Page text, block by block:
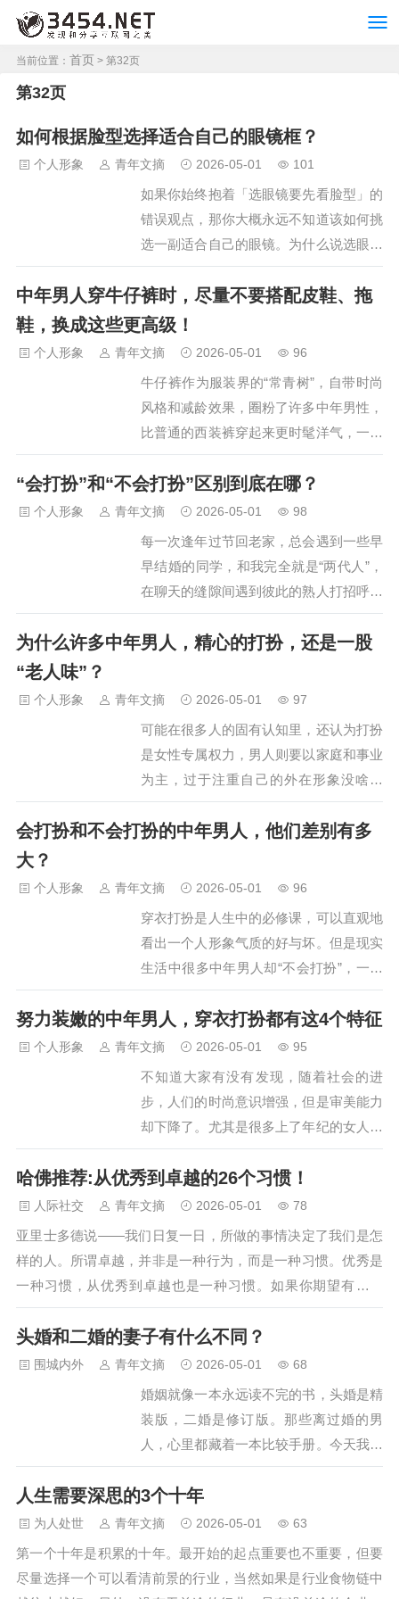
当前位置： 首页 > 第32页
第32页
如何根据脸型选择适合自己的眼镜框？
个人形象 青年文摘 2026-05-01 101
如果你始终抱着「选眼镜要先看脸型」的
错误观点，那你大概永远不知道该如何挑
选一副适合自己的眼镜。为什么说选眼镜
跟脸型半毛钱关系也没有？建议好好看一
下这篇回答。这篇回答，我通过几个案例
来告诉你，选择适合自己的眼镜，到底需
要看哪些细节。全篇没有晦涩难懂的知识
型。一、大镜框毁气质就在前几天，一位
蓝皮书会员给我发来私信，说打算去配一
副新眼镜，然后问我有什么需要注意的。
次：不要选大镜框的眼镜。首先就是，大
镜框根本不会显脸小（大镜框墨镜除外…
中年男人穿牛仔裤时，尽量不要搭配皮鞋、拖
鞋，换成这些更高级！
个人形象 青年文摘 2026-05-01 96
牛仔裤作为服装界的“常青树”，自带时尚
风格和减龄效果，圈粉了许多中年男性，
比普通的西装裤穿起来更时髦洋气，一点
也没有油腻感。虽然牛仔裤的适配性很
高，但是对于鞋子的搭配却很有讲究，如
果适配性低的话，就会显得违和突兀，随
之营造整体造型的时尚感和完成度。对于
中年男人来说，穿牛仔裤尽量不要搭配
“皮鞋和拖鞋”，具体什么原因，听我细细
内容一一为大家解答~一、中年男人穿牛
品风格属性上来看，牛仔裤偏时尚…
“会打扮”和“不会打扮”区别到底在哪？
个人形象 青年文摘 2026-05-01 98
每一次逢年过节回老家，总会遇到一些早
早结婚的同学，和我完全就是“两代人”，
在聊天的缝隙间遇到彼此的熟人打招呼，
她们都直呼你们居然是同学？这是不是
你/她之间经常听到的评价。有人50岁看
为什么人与人之间的差异就是这么大呢？
有没有保养关系并不大。主要还看你的穿
搭，与年龄、身材和解，这才是你和同龄
人差距的真实存在。以下这位时尚博主，
的妆容，但是利用不同的3件单品，这前
为什么许多中年男人，精心的打扮，还是一股
“老人味”？
个人形象 青年文摘 2026-05-01 97
可能在很多人的固有认知里，还认为打扮
是女性专属权力，男人则要以家庭和事业
为主，过于注重自己的外在形象没啥必
要。其实不然，形象就是你的社交名片，
所谓“先敬罗衣后敬人”，懂得打扮的男
和欣赏。尤其是到了中年阶段的男人，更
用像年轻人那样追时髦、赶潮流，但是得
穿得简约干净且得体。但是穿衣打扮是一
门很深的学问，如果没有学习到其时尚精
打扮了，却还是一股“老人味”，依旧油腻
土气！因此中年男人穿衣打扮要懂得…
会打扮和不会打扮的中年男人，他们差别有多
大？
个人形象 青年文摘 2026-05-01 96
穿衣打扮是人生中的必修课，可以直观地
看出一个人形象气质的好与坏。但是现实
生活中很多中年男人却“不会打扮”，一种
是不讲究、放任老态；一种则是自以为精
心打扮了，实际不符合自身年龄气质，照
样看着油腻老气！对于中年男人来说，想
要摆脱油腻和老气，需要迈出的第一步就
是“学会打扮”。人靠衣装马靠鞍，先敬罗
衣后敬人，都足以说明穿衣打扮就是一个
扮”的中年男人，差别有多大？如何成为
“会打扮”和“不会打扮…
努力装嫩的中年男人，穿衣打扮都有这4个特征
个人形象 青年文摘 2026-05-01 95
不知道大家有没有发现，随着社会的进
步，人们的时尚意识增强，但是审美能力
却下降了。尤其是很多上了年纪的女人，
为了表达自己的年轻时尚感，总是偏爱一
些用力过猛的穿搭方式，装嫩不成反倒老
态毕现！人到中年想让自己看起来更年
轻，这一点无可厚非，毕竟“减龄”是永恒
的穿搭课程之一。但是“减龄”不等于“装
嫩”，如果为了显年轻而去尝试一些不适
足。其实生活中不乏一些“努力装嫩”的中
一、“努力装嫩”的中年男人，穿衣…
哈佛推荐:从优秀到卓越的26个习惯！
人际社交 青年文摘 2026-05-01 78
亚里士多德说——我们日复一日，所做的事情决定了我们是怎
样的人。所谓卓越，并非是一种行为，而是一种习惯。优秀是
一种习惯，从优秀到卓越也是一种习惯。如果你期望有所改
变，就应从改变习惯做起。什么是习惯？习惯就是在日常工作
生活中养成，然后不假思索就能够形成条件反射的、相对固定
程式化的思维和行为方式。习惯是怎样形成的？要养成好习
惯，克服坏习惯，就需要了解习惯形成的机理。詹姆斯·科尔利
在他的《原子习惯》一书中，利用神经科学和心理学阐述了习
惯形成的内在原理。他认为，习惯是由触发、欲望、行动、回
头婚和二婚的妻子有什么不同？
围城内外 青年文摘 2026-05-01 68
婚姻就像一本永远读不完的书，头婚是精
装版，二婚是修订版。那些离过婚的男
人，心里都藏着一本比较手册。今天我们
就来聊聊，那些男人不会主动告诉你的婚
姻真相。头婚和二婚的妻子有什么不同？
男人的真话，全是任性一、头婚妻子像白
开水1、初婚时的纯粹期待头婚时男人往
往抱着"一生一世一双人"的浪漫幻想，会
把妻子当成需要呵护的小公主。这种心态
人生需要深思的3个十年
为人处世 青年文摘 2026-05-01 63
第一个十年是积累的十年。最开始的起点重要也不重要，但要
尽量选择一个可以看清前景的行业，当然如果是行业食物链中